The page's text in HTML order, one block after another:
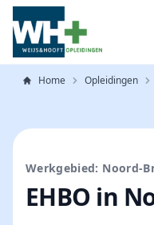
Home Opleidingen
Werkgebied: Noord-
EHBO in